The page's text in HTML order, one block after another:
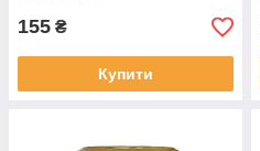
155 ₴
Купити